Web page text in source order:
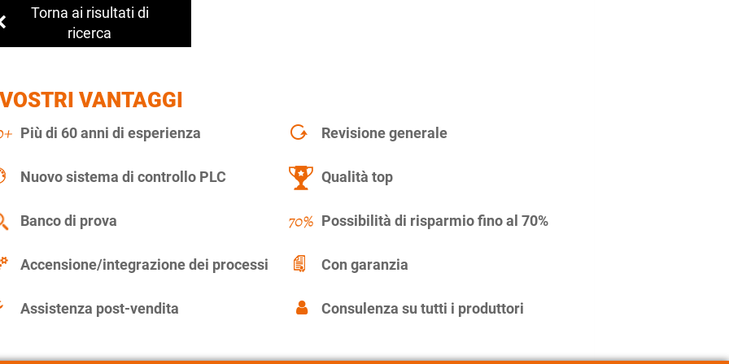
Torna ai risultati di
ricerca
VANTAGGI
Più di 60 anni di esperienza Revisione generale
Nuovo sistema di controllo PLC Qualità top
Banco di prova Possibilità di risparmio fino al 70%
Accensione/integrazione dei processi Con garanzia
Assistenza post-vendita Consulenza su tutti i produttori